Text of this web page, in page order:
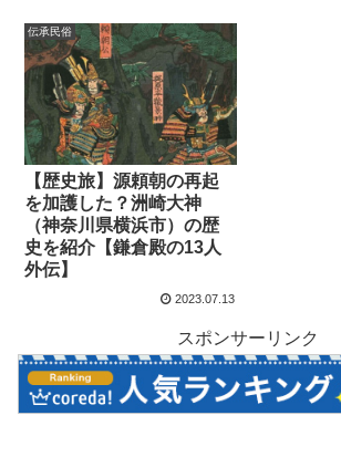
伝承民俗
【歴史旅】源頼朝の再起
を加護した？洲崎大神
（神奈川県横浜市）の歴
史を紹介【鎌倉殿の13人
外伝】
2023.07.13
スポンサーリンク